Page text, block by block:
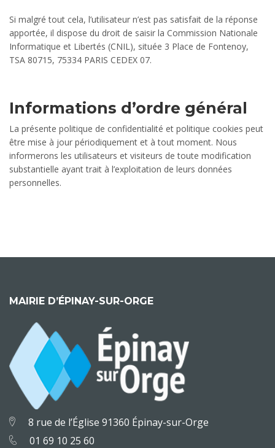
Si malgré tout cela, l’utilisateur n’est pas satisfait de la réponse
apportée, il dispose du droit de saisir la Commission Nationale
Informatique et Libertés (CNIL), située 3 Place de Fontenoy,
TSA 80715, 75334 PARIS CEDEX 07.
Informations d’ordre général
La présente politique de confidentialité et politique cookies peut
être mise à jour périodiquement et à tout moment. Nous
informerons les utilisateurs et visiteurs de toute modification
substantielle ayant trait à l’exploitation de leurs données
personnelles.
MAIRIE D’ÉPINAY-SUR-ORGE
8 rue de l’Église 91360 Épinay-sur-Orge
01 69 10 25 60